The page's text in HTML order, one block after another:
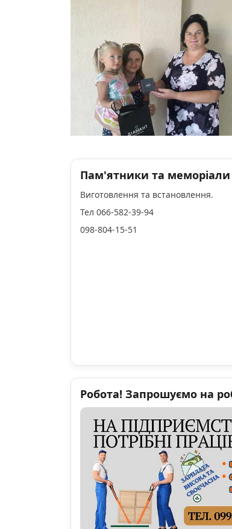
Пам'ятники та меморіали
Виготовлення та встановлення.
Тел 066-582-39-94
098-804-15-51
Робота! Запрошуємо на